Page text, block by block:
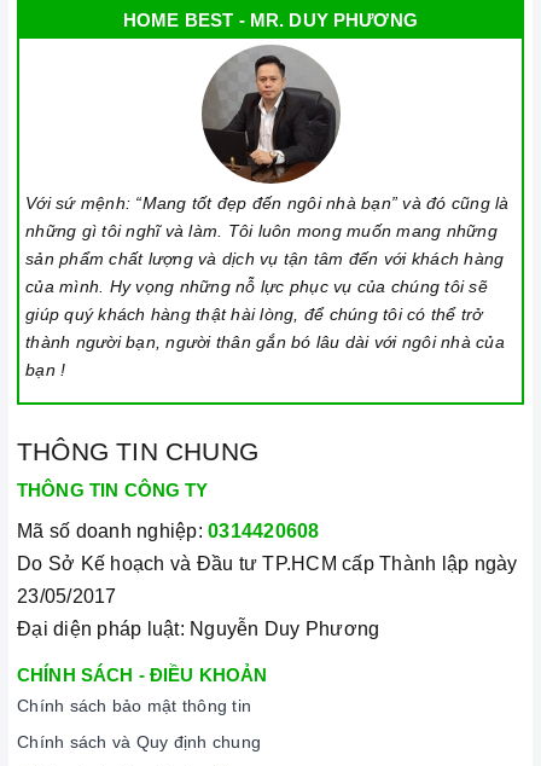
3. Tại sao nên chọn mua sản phẩm tại Home Best?
Cam kết hàng chính hãng:Chúng tôi cam kết cung cấp sản
phẩm chính hãng 100%, có nguồn gốc, xuất xứ và chứng từ
Chế độ hỗ trợ bảo hành linh hoạt:
lắp đặt, chế độ bảo hành chính hãng, hậu mãi chuyên
nghiệp, đảm bảo rằng quý khách sẽ có trải nghiệm tuyệt vời
và không gặp bất kỳ khó khăn nào trong quá trình sử dụng
sản phẩm.
Vận chuyển lắp đặt nhanh chóng:Đội ngũ tư vấn viên,
sản phẩm.
chất lượng và nguồn gốc sản phẩm chính hãng. Chúng tôi tự
HOME BEST - MR. DUY PHƯƠNG
Với sứ mệnh: “Mang tốt đẹp đến ngôi nhà bạn” và đó cũng là
những gì tôi nghĩ và làm. Tôi luôn mong muốn mang những
sản phẩm chất lượng và dịch vụ tận tâm đến với khách hàng
của mình. Hy vọng những nỗ lực phục vụ của chúng tôi sẽ
giúp quý khách hàng thật hài lòng, để chúng tôi có thể trở
thành người bạn, người thân gắn bó lâu dài với ngôi nhà của
bạn !
THÔNG TIN CHUNG
THÔNG TIN CÔNG TY
Mã số doanh nghiệp: 0314420608
Do Sở Kế hoạch và Đầu tư TP.HCM cấp Thành lập ngày
23/05/2017
Đại diện pháp luật: Nguyễn Duy Phương
CHÍNH SÁCH - ĐIỀU KHOẢN
Chính sách bảo mật thông tin
Chính sách và Quy định chung